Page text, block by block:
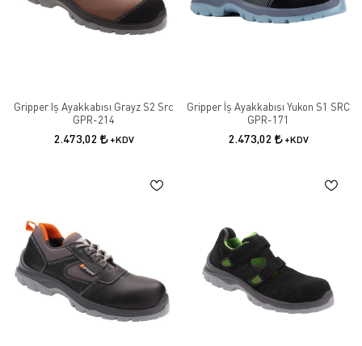
Gripper Iş Ayakkabısı Grayz S2 Src
GPR-214
2.473,02 +KDV
Gripper İş Ayakkabısı Yukon S1 SRC
GPR-171
2.473,02 +KDV